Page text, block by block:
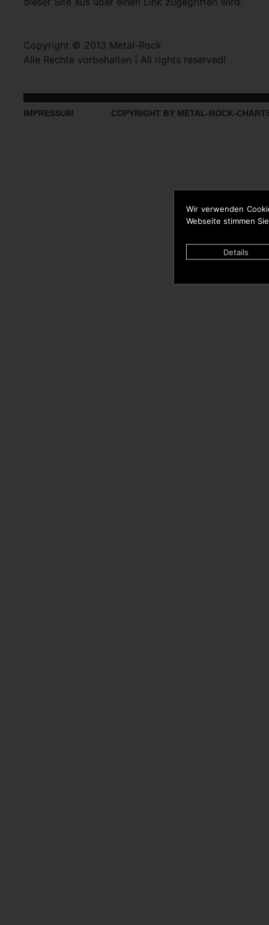
Wir verwenden
Webseite stimmen
Details
Copyright © 2013 Metal-Rock
Alle Rechte vorbehalten | All rights reserved!
IMPRESSUM COPYRIGHT BY METAL-ROCK-